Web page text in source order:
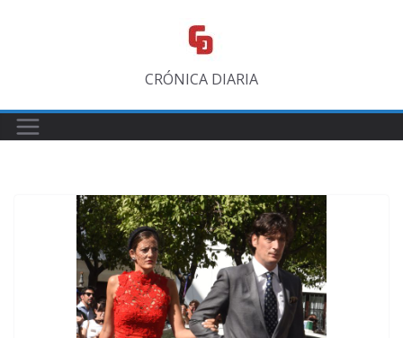
CRÓNICA DIARIA